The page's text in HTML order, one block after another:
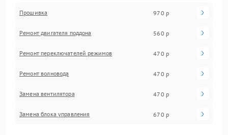
Прошивка 970 р
Ремонт двигателя поддона 560 р
Ремонт переключателей режимов 470 р
Ремонт волновода 470 р
Замена вентилятора 470 р
Замена блока управления 670 р